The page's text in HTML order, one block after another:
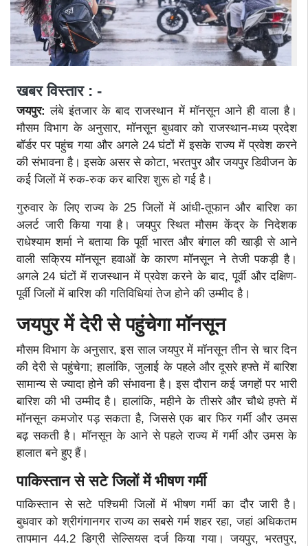
खबर विस्तार : -
जयपुर:लंबे इंतजार के बाद राजस्थान में मॉनसून आने ही वाला है।
मौसम विभाग के अनुसार, मॉनसून बुधवार को राजस्थान-मध्य प्रदेश
बॉर्डर पर पहुंच गया और अगले 24 घंटों में इसके राज्य में प्रवेश करने
की संभावना है। इसके असर से कोटा, भरतपुर और जयपुर डिवीजन के
कई जिलों में रुक-रुक कर बारिश शुरू हो गई है।
गुरुवार के लिए राज्य के 25 जिलों में आंधी-तूफान और बारिश का
अलर्ट जारी किया गया है। जयपुर स्थित मौसम केंद्र के निदेशक
राधेश्याम शर्मा ने बताया कि पूर्वी भारत और बंगाल की खाड़ी से आने
वाली सक्रिय मॉनसून हवाओं के कारण मॉनसून ने तेजी पकड़ी है।
अगले 24 घंटों में राजस्थान में प्रवेश करने के बाद, पूर्वी और दक्षिण-
पूर्वी जिलों में बारिश की गतिविधियां तेज होने की उम्मीद है।
जयपुर में देरी से पहुंचेगा मॉनसून
मौसम विभाग के अनुसार, इस साल जयपुर में मॉनसून तीन से चार दिन
की देरी से पहुंचेगा; हालांकि, जुलाई के पहले और दूसरे हफ्ते में बारिश
सामान्य से ज्यादा होने की संभावना है। इस दौरान कई जगहों पर भारी
बारिश की भी उम्मीद है। हालांकि, महीने के तीसरे और चौथे हफ्ते में
मॉनसून कमजोर पड़ सकता है, जिससे एक बार फिर गर्मी और उमस
बढ़ सकती है। मॉनसून के आने से पहले राज्य में गर्मी और उमस के
हालात बने हुए हैं।
पाकिस्तान से सटे जिलों में भीषण गर्मी
पाकिस्तान से सटे पश्चिमी जिलों में भीषण गर्मी का दौर जारी है।
बुधवार को श्रीगंगानगर राज्य का सबसे गर्म शहर रहा, जहां अधिकतम
तापमान 44.2 डिग्री सेल्सियस दर्ज किया गया। जयपुर, भरतपुर,